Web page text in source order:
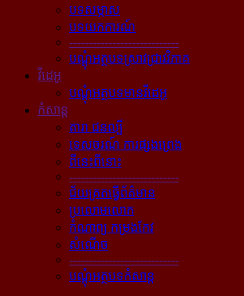
បទសម្ភាស
បទយកការណ៍
----------------------------
បណ្ដុំអត្ថបទស្រាវជ្រាវវិភាគ
វីដេអូ
បណ្ដុំអត្ថបទមានវីដេអូ
កំសាន្ដ
តារា ជនល្បី
ទេសចរណ៍ ការផ្សងព្រេង
ពីនេះពីនោះ
----------------------------
ជ័យគ្រតធ្វើព័ត៌មាន
ប្រលោមលោក
កំណាព្យ កម្រងកែវ
សំណើច
----------------------------
បណ្ដុំអត្ថបទកំសាន្ដ